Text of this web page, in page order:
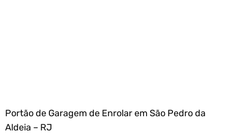
Portão de Garagem de Enrolar em São Pedro da
Aldeia – RJ